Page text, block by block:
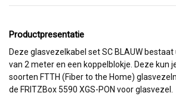
Productpresentatie
Deze glasvezelkabel set SC BLAUW
van 2 meter en een koppelblokje. Deze kun
soorten FTTH (Fiber to the Home)
de FRITZBox 5590 XGS-PON voor glasvezel.